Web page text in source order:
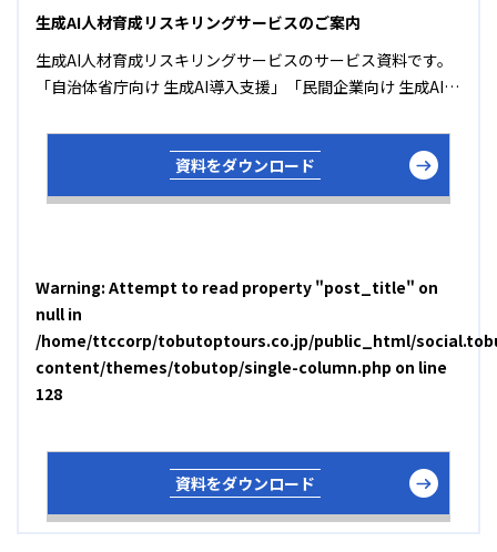
生成AI人材育成リスキリングサービスのご案内
生成AI人材育成リスキリングサービスのサービス資料です。
「自治体省庁向け 生成AI導入支援」「民間企業向け 生成AI導
います。
資料をダウンロード
Warning: Attempt to read property "post_title" on
null in
/home/ttccorp/tobutoptours.co.jp/public_html/
content/themes/tobutop/single-column.php on line
128
資料をダウンロード